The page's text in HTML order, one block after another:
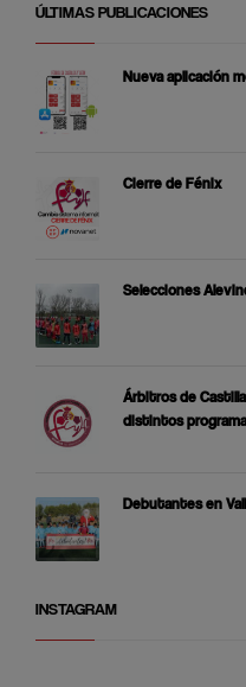
ÚLTIMAS PUBLICACIONES
Nueva aplicación
Cierre de Fénix
Selecciones
Árbitros de
distintos
Debutantes en
INSTAGRAM